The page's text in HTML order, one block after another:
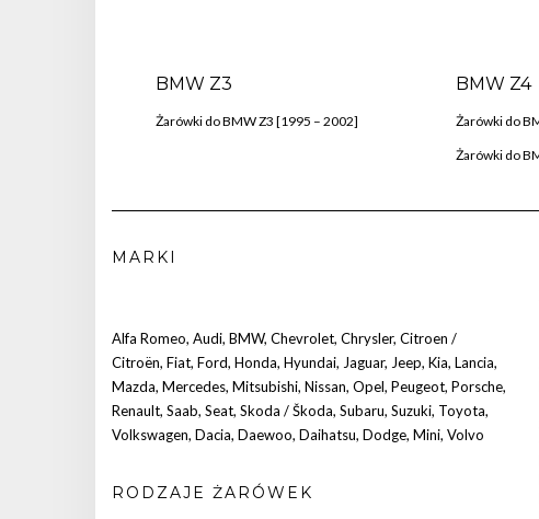
BMW Z3
Żarówki do BMW Z3 [1995 – 2002]
BMW Z4
Żarówki do
Żarówki do
MARKI
Alfa Romeo, Audi, BMW, Chevrolet, Chrysler, Citroen /
Citroën, Fiat, Ford, Honda, Hyundai, Jaguar, Jeep, Kia, Lancia,
Mazda, Mercedes, Mitsubishi, Nissan, Opel, Peugeot, Porsche,
Renault, Saab, Seat, Skoda / Škoda, Subaru, Suzuki, Toyota,
Volkswagen, Dacia, Daewoo, Daihatsu, Dodge, Mini, Volvo
RODZAJE ŻARÓWEK